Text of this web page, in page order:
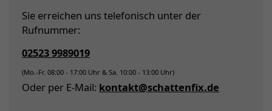
Sie erreichen uns telefonisch unter der
Rufnummer:
02523 9989019
(Mo.-Fr. 08:00 - 17:00 Uhr & Sa. 10:00 - 13:00 Uhr)
Oder per E-Mail: kontakt@schattenfix.de